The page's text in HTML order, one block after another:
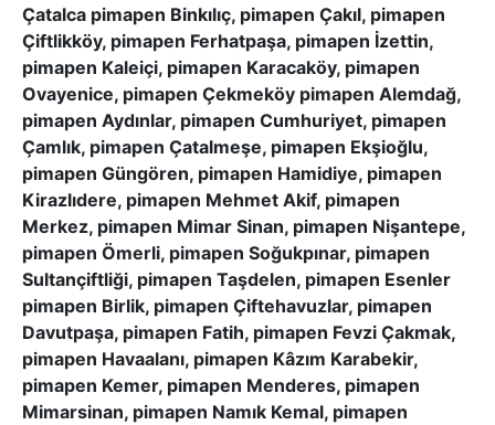
Çatalca pimapen Binkılıç, pimapen Çakıl, pimapen
Çiftlikköy, pimapen Ferhatpaşa, pimapen İzettin,
pimapen Kaleiçi, pimapen Karacaköy, pimapen
Ovayenice, pimapen Çekmeköy pimapen Alemdağ,
pimapen Aydınlar, pimapen Cumhuriyet, pimapen
Çamlık, pimapen Çatalmeşe, pimapen Ekşioğlu,
pimapen Güngören, pimapen Hamidiye, pimapen
Kirazlıdere, pimapen Mehmet Akif, pimapen
Merkez, pimapen Mimar Sinan, pimapen Nişantepe,
pimapen Ömerli, pimapen Soğukpınar, pimapen
Sultançiftliği, pimapen Taşdelen, pimapen Esenler
pimapen Birlik, pimapen Çiftehavuzlar, pimapen
Davutpaşa, pimapen Fatih, pimapen Fevzi Çakmak,
pimapen Havaalanı, pimapen Kâzım Karabekir,
pimapen Kemer, pimapen Menderes, pimapen
Mimarsinan, pimapen Namık Kemal, pimapen